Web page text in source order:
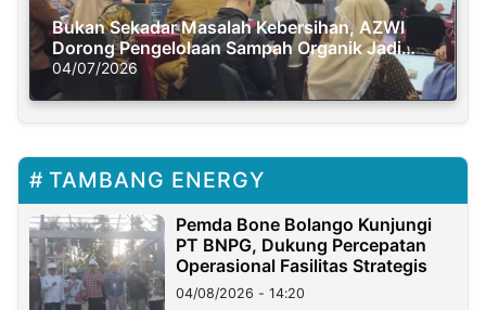
Bukan Sekadar Masalah Kebersihan, AZWI
Dorong Pengelolaan Sampah Organik Jadi
Solusi Krisis Iklim
04/07/2026
TAMBANG ENERGY
Pemda Bone Bolango Kunjungi
PT BNPG, Dukung Percepatan
Operasional Fasilitas Strategis
04/08/2026 - 14:20